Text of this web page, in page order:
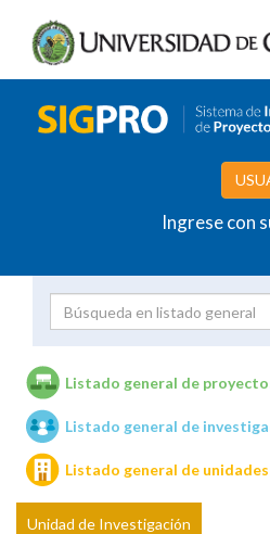
Ingrese con
Unidades de
Listado general de
Listado general de
Listado general de
Unidad de Investigación